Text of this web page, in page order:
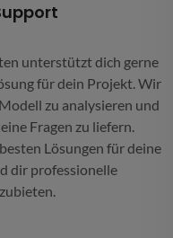
unterstützt dich gerne
für dein Projekt. Wir
zu analysieren und
Fragen zu liefern.
Lösungen für deine
dir professionelle